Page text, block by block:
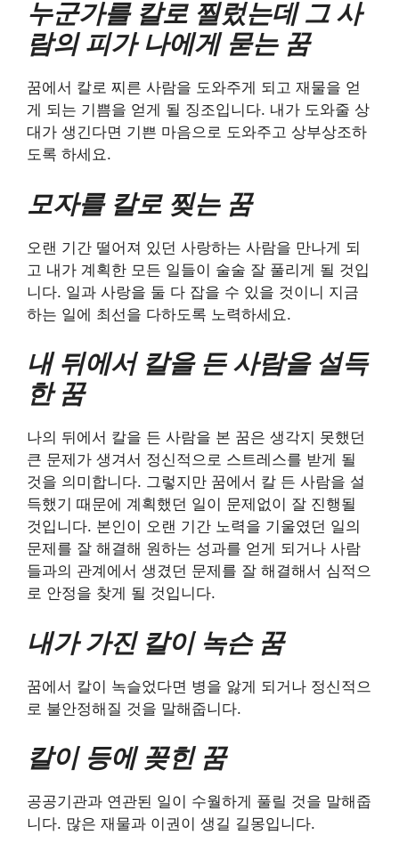
누군가를 칼로 찔렀는데 그 사
람의 피가 나에게 묻는 꿈
꿈에서 칼로 찌른 사람을 도와주게 되고 재물을 얻
게 되는 기쁨을 얻게 될 징조입니다. 내가 도와줄 상
대가 생긴다면 기쁜 마음으로 도와주고 상부상조하
도록 하세요.
모자를 칼로 찢는 꿈
오랜 기간 떨어져 있던 사랑하는 사람을 만나게 되
고 내가 계획한 모든 일들이 술술 잘 풀리게 될 것입
니다. 일과 사랑을 둘 다 잡을 수 있을 것이니 지금
하는 일에 최선을 다하도록 노력하세요.
내 뒤에서 칼을 든 사람을 설득
한 꿈
나의 뒤에서 칼을 든 사람을 본 꿈은 생각지 못했던
큰 문제가 생겨서 정신적으로 스트레스를 받게 될
것을 의미합니다. 그렇지만 꿈에서 칼 든 사람을 설
득했기 때문에 계획했던 일이 문제없이 잘 진행될
것입니다. 본인이 오랜 기간 노력을 기울였던 일의
문제를 잘 해결해 원하는 성과를 얻게 되거나 사람
들과의 관계에서 생겼던 문제를 잘 해결해서 심적으
로 안정을 찾게 될 것입니다.
내가 가진 칼이 녹슨 꿈
꿈에서 칼이 녹슬었다면 병을 앓게 되거나 정신적으
로 불안정해질 것을 말해줍니다.
칼이 등에 꽂힌 꿈
공공기관과 연관된 일이 수월하게 풀릴 것을 말해줍
니다. 많은 재물과 이권이 생길 길몽입니다.